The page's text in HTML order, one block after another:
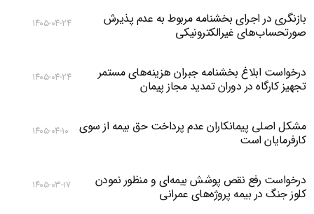
بازنگری در اجرای بخشنامه مربوط به عدم پذیرش
صورتحساب‌های غیرالکترونیکی
۱۴۰۵-۰۴-۲۴
درخواست ابلاغ بخشنامه جبران هزینه‌های مستمر
تجهیز کارگاه در دوران تمدید مجاز پیمان
۱۴۰۵-۰۴-۲۴
مشکل اصلی پیمانکاران عدم پرداخت حق بیمه از سوی
کارفرمایان است
۱۴۰۵-۰۴-۱۰
درخواست رفع نقص پوشش بیمه‌ای و منظور نمودن
کلوز جنگ در بیمه پروژه‌های عمرانی
۱۴۰۵-۰۳-۱۷